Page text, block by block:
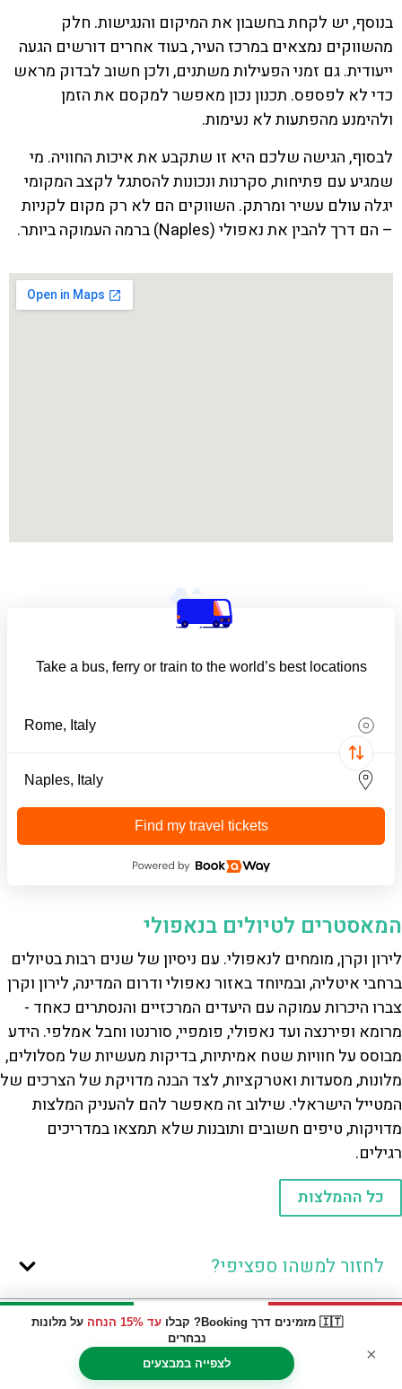
🇮🇹 מזמינים דרך Booking? קבלו עד 15% הנחה
על מלונות
נבחרים
לצפייה במבצעים
×
בנוסף, יש לקחת בחשבון את המיקום והנגישות. חלק
מהשווקים נמצאים במרכז העיר, בעוד אחרים דורשים הגעה
ייעודית. גם זמני הפעילות משתנים, ולכן חשוב לבדוק מראש
כדי לא לפספס. תכנון נכון מאפשר למקסם את הזמן
ולהימנע מהפתעות לא נעימות.
לבסוף, הגישה שלכם היא זו שתקבע את איכות החוויה. מי
שמגיע עם פתיחות, סקרנות ונכונות להסתגל לקצב המקומי
יגלה עולם עשיר ומרתק. השווקים הם לא רק מקום לקניות
– הם דרך להבין את נאפולי (Naples) ברמה העמוקה ביותר.
Take a bus, ferry or train to the world’s best locations
Find my travel tickets
המאסטרים לטיולים בנאפולי
לירון וקרן, מומחים לנאפולי. עם ניסיון של שנים רבות בטיולים
ברחבי איטליה, ובמיוחד באזור נאפולי ודרום המדינה, לירון וקרן
צברו היכרות עמוקה עם היעדים המרכזיים והנסתרים כאחד -
מרומא ופירנצה ועד נאפולי, פומפיי, סורנטו וחבל אמלפי. הידע
מבוסס על חוויות שטח אמיתיות, בדיקות מעשיות של מסלולים,
מלונות, מסעדות ואטרקציות, לצד הבנה מדויקת של הצרכים של
המטייל הישראלי. שילוב זה מאפשר להם להעניק המלצות
מדויקות, טיפים חשובים ותובנות שלא תמצאו במדריכים
רגילים.
כל ההמלצות
לחזור למשהו ספציפי?